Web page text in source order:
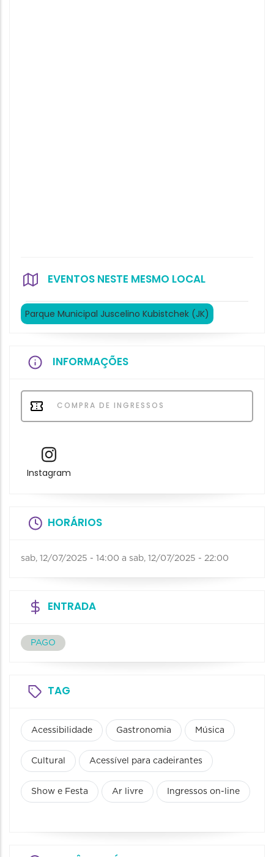
EVENTOS NESTE MESMO LOCAL
Parque Municipal Juscelino Kubistchek (JK)
INFORMAÇÕES
COMPRA DE INGRESSOS
Instagram
HORÁRIOS
sab, 12/07/2025 - 14:00 a sab, 12/07/2025 - 22:00
ENTRADA
PAGO
TAG
Acessibilidade Gastronomia Música
Cultural Acessível para cadeirantes
Show e Festa Ar livre Ingressos on-line